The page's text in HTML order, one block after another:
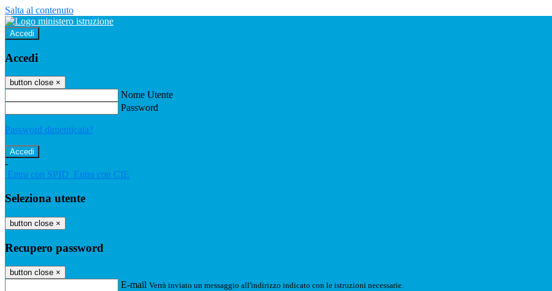
Salta al contenuto
Accedi
Accedi
button close ×
Nome Utente
Password
Password dimenticata?
-
Entra con SPID Entra con CIE
Seleziona utente
button close ×
Recupero password
button close ×
E-mail Verrà inviato un messaggio all'indirizzo indicato con le istruzioni necessarie.